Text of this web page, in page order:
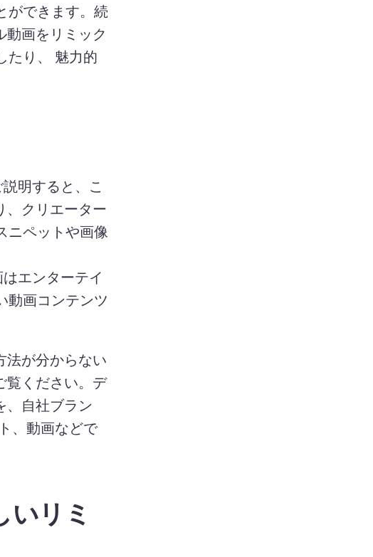
できます。 続
動画をリミック
たり、 魅力的
明すると、こ
、クリエーター
ニペットや画像
エンターテイ
動画コンテンツ
法が分からない
ください。 デ
、自社ブラン
、動画などで
リミ